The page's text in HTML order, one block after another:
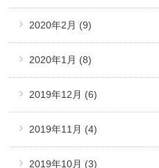
2020年2月 (9)
2020年1月 (8)
2019年12月 (6)
2019年11月 (4)
2019年10月 (3)